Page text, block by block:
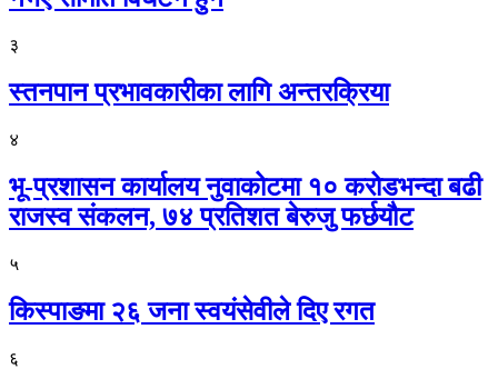
३
स्तनपान प्रभावकारीका लागि अन्तरक्रिया
४
भू-प्रशासन कार्यालय नुवाकोटमा १० करोडभन्दा बढी
राजस्व संकलन, ७४ प्रतिशत बेरुजु फर्छयौट
५
किस्पाङमा २६ जना स्वयंसेवीले दिए रगत
६